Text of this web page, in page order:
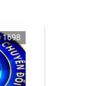
1698